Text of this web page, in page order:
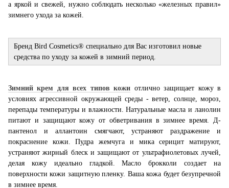
а яркой и свежей, нужно соблюдать несколько «железных правил»
зимнего ухода за кожей.
Бренд Bird Cosmetics® специально для Вас изготовил новые
средства по уходу за кожей в зимний период.
Зимний крем для всех типов кожи отлично защищает кожу в
условиях агрессивной окружающей среды - ветер, солнце, мороз,
перепады температуры и влажности. Натуральные масла и ланолин
питают и защищают кожу от обветривания в зимнее время. Д-
пантенол и аллантоин смягчают, устраняют раздражение и
покраснение кожи. Пудра жемчуга и мика серицит матируют,
устраняют жирный блеск и защищают от ультрафиолетовых лучей,
делая кожу идеально гладкой. Масло брокколи создает на
поверхности кожи защитную пленку. Ваша кожа будет безупречной
в зимнее время.